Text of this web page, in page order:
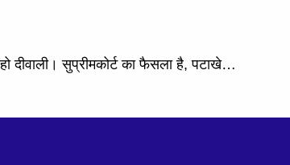
दीवाली। सुप्रीमकोर्ट का फैसला है, पटाखे…